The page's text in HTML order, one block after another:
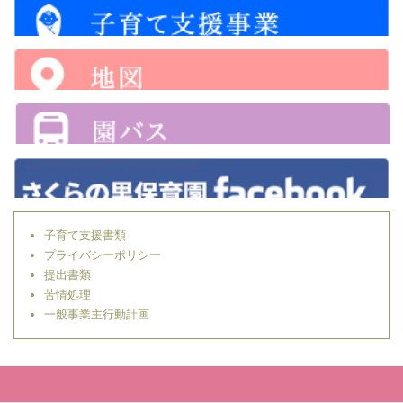
子育て支援書類
プライバシーポリシー
提出書類
苦情処理
一般事業主行動計画